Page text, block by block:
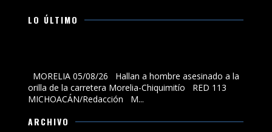
LO ÚLTIMO
MORELIA 05/08/26 Hallan a hombre asesinado a la
orilla de la carretera Morelia-Chiquimitío RED 113
MICHOACÁN/Redacción M...
ARCHIVO